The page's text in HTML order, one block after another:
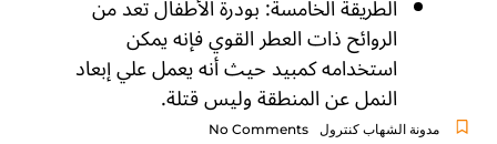
الطريقة الخامسة: بودرة الأطفال تعد من
الروائح ذات العطر القوي فإنه يمكن
استخدامه كمبيد حيث أنه يعمل علي إبعاد
النمل عن المنطقة وليس قتلة.
مدونة الشهاب كنترول